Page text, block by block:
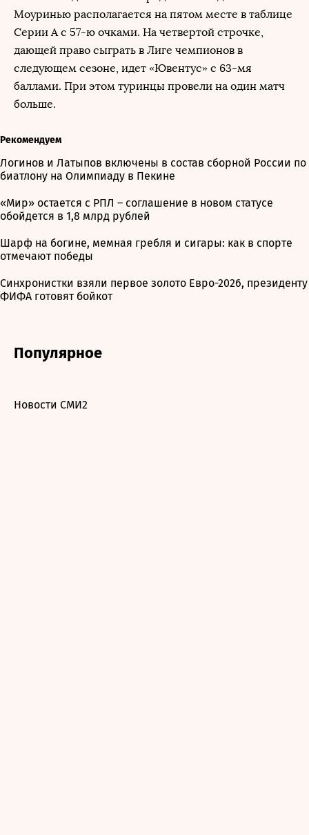
Моуринью располагается на пятом месте в таблице
Серии А с 57-ю очками. На четвертой строчке,
дающей право сыграть в Лиге чемпионов в
следующем сезоне, идет «Ювентус» с 63-мя
баллами. При этом туринцы провели на один матч
больше.
Рекомендуем
Логинов и Латыпов включены в состав сборной России по
биатлону на Олимпиаду в Пекине
«Мир» остается с РПЛ – соглашение в новом статусе
обойдется в 1,8 млрд рублей
Шарф на богине, мемная гребля и сигары: как в спорте
отмечают победы
Синхронистки взяли первое золото Евро-2026, президенту
ФИФА готовят бойкот
Популярное
Новости СМИ2